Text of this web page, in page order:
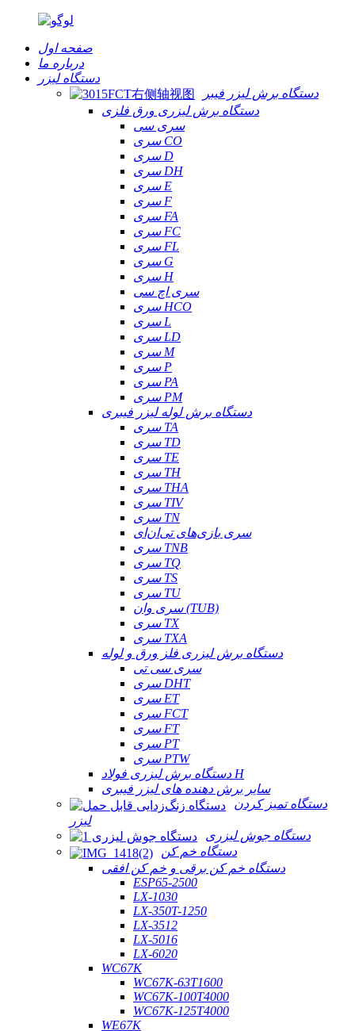
صفحه اول
درباره ما
دستگاه لیزر
دستگاه برش لیزر فیبر
دستگاه برش لیزری ورق فلزی
سری سی
سری CO
سری D
سری DH
سری E
سری F
سری FA
سری FC
سری FL
سری G
سری H
سری اچ سی
سری HCO
سری L
سری LD
سری M
سری P
سری PA
سری PM
دستگاه برش لوله لیزر فیبری
سری TA
سری TD
سری TE
سری TH
سری THA
سری TIV
سری TN
سری بازی‌های تی‌ان‌ای
سری TNB
سری TQ
سری TS
سری TU
سری وان (TUB)
سری TX
سری TXA
دستگاه برش لیزری فلز ورق و لوله
سری سی تی
سری DHT
سری ET
سری FCT
سری FT
سری PT
سری PTW
دستگاه برش لیزری فولاد H
سایر برش دهنده های لیزر فیبری
دستگاه تمیز کردن
لیزر
دستگاه جوش لیزری
دستگاه خم کن
دستگاه خم کن برقی و خم کن افقی
ESP65-2500
LX-1030
LX-350T-1250
LX-3512
LX-5016
LX-6020
WC67K
WC67K-63T1600
WC67K-100T4000
WC67K-125T4000
WE67K